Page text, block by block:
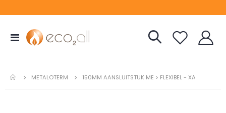
Toggle
Nav
METALOTERM 150MM AANSLUITSTUK ME > FLEXIBEL - XA